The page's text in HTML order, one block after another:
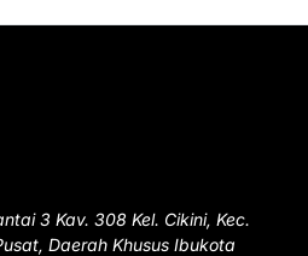
3 Kav. 308 Kel. Cikini, Kec.
Daerah Khusus Ibukota